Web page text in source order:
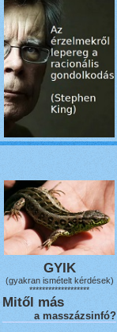
GYIK
(gyakran ismételt kérdések)
*******************
Mitől más
a masszázsinfó?